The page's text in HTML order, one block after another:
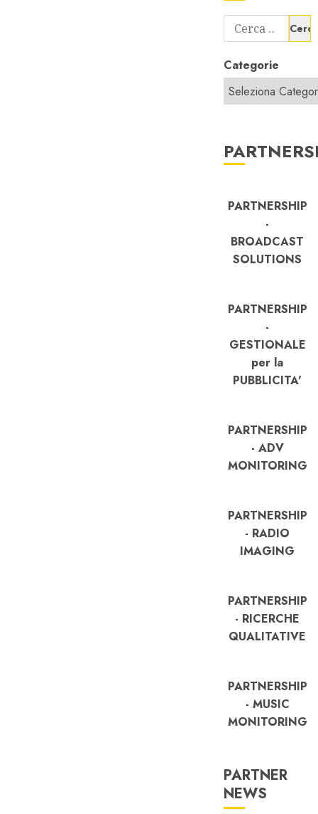
Ricerca
per:
Categorie
PARTNERSHIP
-
BROADCAST
SOLUTIONS
PARTNERSHIP
-
GESTIONALE
per la
PUBBLICITA'
PARTNERSHIP
- ADV
MONITORING
PARTNERSHIP
- RADIO
IMAGING
PARTNERSHIP
- RICERCHE
QUALITATIVE
PARTNERSHIP
- MUSIC
MONITORING
PARTNER
NEWS
FREE